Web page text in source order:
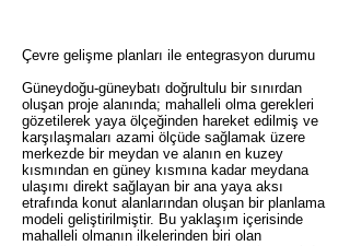
Çevre gelişme planları ile entegrasyon durumu
Güneydoğu-güneybatı doğrultulu bir sınırdan
oluşan proje alanında; mahalleli olma gerekleri
gözetilerek yaya ölçeğinden hareket edilmiş ve
karşılaşmaları azami ölçüde sağlamak üzere
merkezde bir meydan ve alanın en kuzey
kısmından en güney kısmına kadar meydana
ulaşımı direkt sağlayan bir ana yaya aksı
etrafında konut alanlarından oluşan bir planlama
modeli geliştirilmiştir. Bu yaklaşım içerisinde
mahalleli olmanın ilkelerinden biri olan